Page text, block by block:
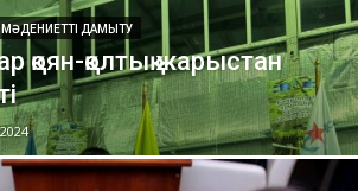
МӘДЕНИЕТТІ ДАМЫТУ
қолтық жарыстан